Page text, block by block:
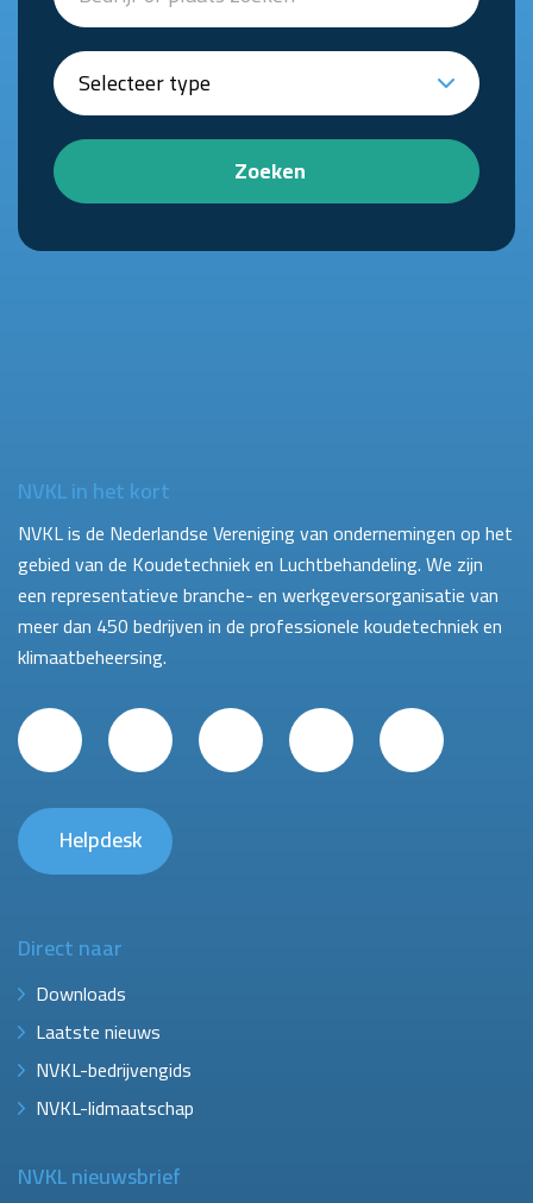
Zoeken
NVKL in het kort
NVKL is de Nederlandse Vereniging van ondernemingen op het
gebied van de Koudetechniek en Luchtbehandeling. We zijn
een representatieve branche- en werkgeversorganisatie van
meer dan 450 bedrijven in de professionele koudetechniek en
klimaatbeheersing.
Helpdesk
Direct naar
Downloads
Laatste nieuws
NVKL-bedrijvengids
NVKL-lidmaatschap
NVKL nieuwsbrief